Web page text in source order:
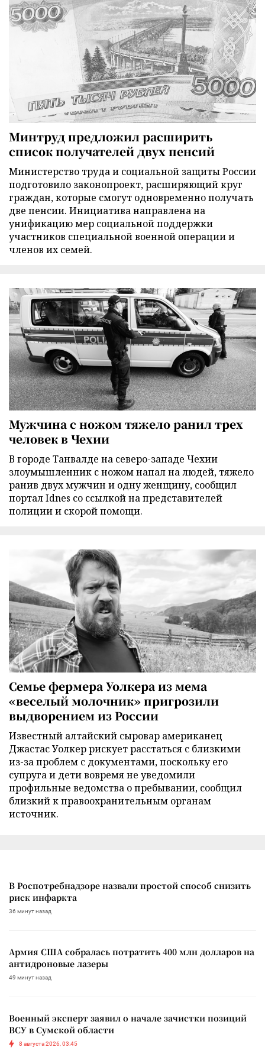
Минтруд предложил расширить
список получателей двух пенсий
Министерство труда и социальной защиты России
подготовило законопроект, расширяющий круг
граждан, которые смогут одновременно получать
две пенсии. Инициатива направлена на
унификацию мер социальной поддержки
участников специальной военной операции и
членов их семей.
Мужчина с ножом тяжело ранил трех
человек в Чехии
В городе Танвалде на северо-западе Чехии
злоумышленник с ножом напал на людей, тяжело
ранив двух мужчин и одну женщину, сообщил
портал Idnes со ссылкой на представителей
полиции и скорой помощи.
Семье фермера Уолкера из мема
«веселый молочник» пригрозили
выдворением из России
Известный алтайский сыровар американец
Джастас Уолкер рискует расстаться с близкими
из-за проблем с документами, поскольку его
супруга и дети вовремя не уведомили
профильные ведомства о пребывании, сообщил
близкий к правоохранительным органам
источник.
В Роспотребнадзоре назвали простой способ снизить
риск инфаркта
36 минут назад
Армия США собралась потратить 400 млн долларов на
антидроновые лазеры
49 минут назад
Военный эксперт заявил о начале зачистки позиций
ВСУ в Сумской области
8 августа 2026, 03:45